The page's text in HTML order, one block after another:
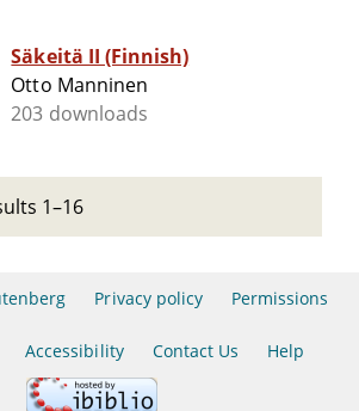
Säkeitä II (Finnish)
Otto Manninen
203 downloads
1–16
Privacy policy Permissions
Accessibility Contact Us Help